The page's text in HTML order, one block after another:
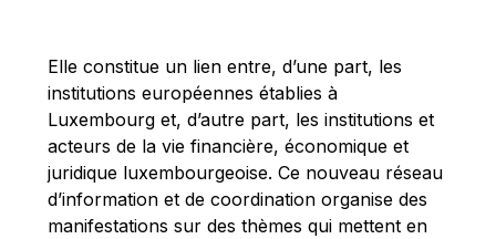
Michael Sohlman
Michel Goedert
Mireille Delmas-Marty
Nobuo Tanaka
Otmar Issing
Elle constitue un lien entre, d’une part, les
institutions européennes établies à
Luxembourg et, d’autre part, les institutions et
acteurs de la vie financière, économique et
juridique luxembourgeoise. Ce nouveau réseau
d’information et de coordination organise des
manifestations sur des thèmes qui mettent en